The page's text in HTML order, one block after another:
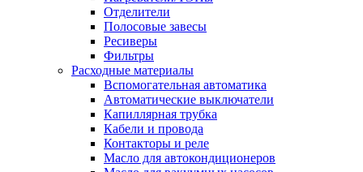
Отделители
Полосовые завесы
Ресиверы
Фильтры
Расходные материалы
Вспомогательная автоматика
Автоматические выключатели
Капиллярная трубка
Кабели и провода
Контакторы и реле
Масло для автокондиционеров